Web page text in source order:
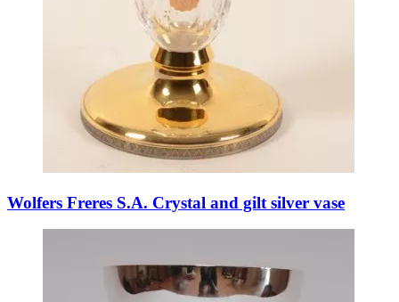
Wolfers Freres S.A. Crystal and gilt silver vase